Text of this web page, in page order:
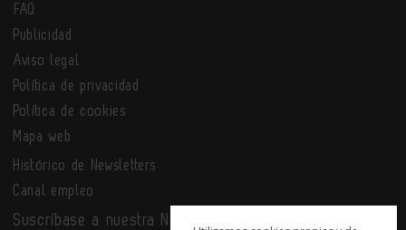
FAQ
Publicidad
Aviso legal
Política de privacidad
Política de cookies
Mapa web
Histórico de Newsletters
Canal empleo
Suscríbase a nuestra Newsletter